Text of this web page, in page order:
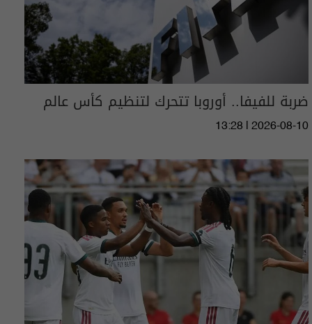
ضربة للفيفا.. أوروبا تتحرك لتنظيم كأس عالم
13:28 | 2026-08-10